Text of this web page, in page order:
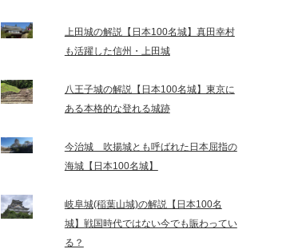
上田城の解説【日本100名城】真田幸村
も活躍した信州・上田城
八王子城の解説【日本100名城】東京に
ある本格的な登れる城跡
今治城 吹揚城とも呼ばれた日本屈指の
海城【日本100名城】
岐阜城(稲葉山城)の解説【日本100名
城】戦国時代ではない今でも賑わってい
る？